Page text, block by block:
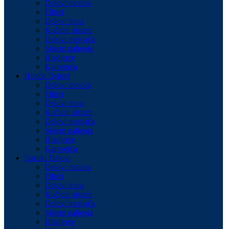
Delovi motora
Filteri
Delovi trapa
Kočioni sistem
Delovi menjača
Sistem paljenja
Hladjenje
Karoserija
Honda Delovi
Delovi motora
Filteri
Delovi trapa
Kočioni sistem
Delovi menjača
Sistem paljenja
Hladjenje
Karoserija
Suzuki Delovi
Delovi motora
Filteri
Delovi trapa
Kočioni sistem
Delovi menjača
Sistem paljenja
Hladjenje